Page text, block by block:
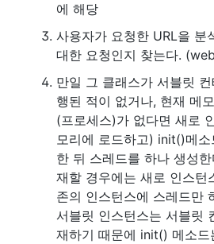
에 해당
사용자가 요청한 URL을 분
대한 요청인지 찾는다.
만일 그 클래스가 서블릿
행된 적이 없거나, 현재 메
(프로세스)가 없다면 새로
모리에 로드하고) init()메
한 뒤 스레드를 하나 생성
재할 경우에는 새로 인스턴
존의 인스턴스에 스레드만
서블릿 인스턴스는 서블릿
재하기 때문에 init() 메소드